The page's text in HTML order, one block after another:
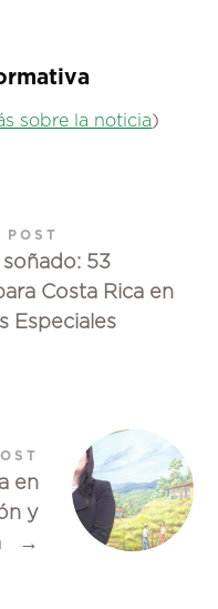
sobre la noticia)
POST
soñado: 53
Costa Rica en
Especiales
en
y
→